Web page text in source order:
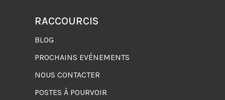
RACCOURCIS
BLOG
PROCHAINS EVÉNEMENTS
NOUS CONTACTER
POSTES À POURVOIR